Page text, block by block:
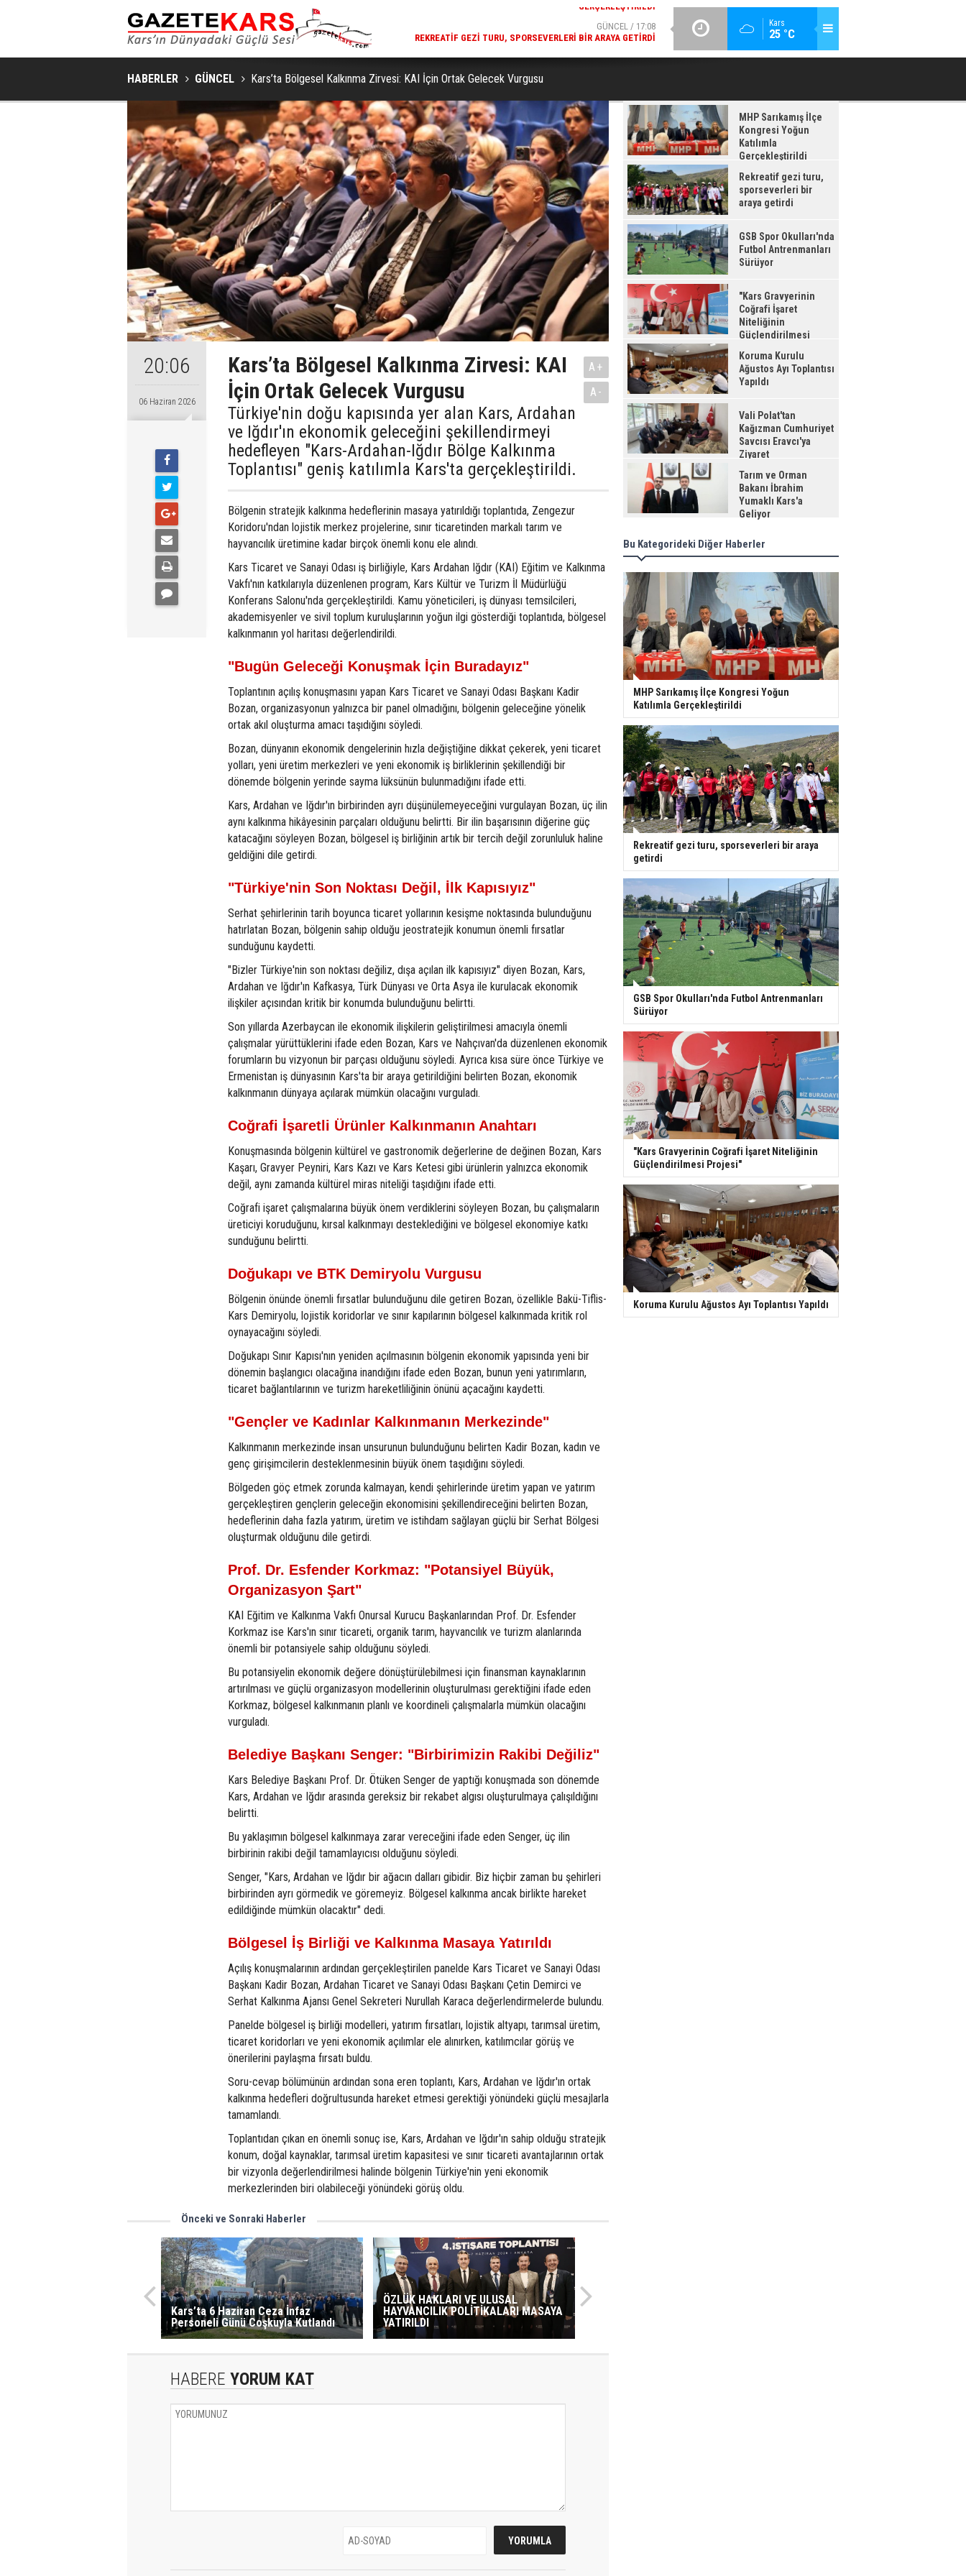
Kars
25 °C
MHP SARIKAMIŞ İLÇE KONGRESI YOĞUN KATILIMLA
GERÇEKLEŞTIRILDI
GÜNCEL / 17:08
REKREATIF GEZI TURU, SPORSEVERLERI BIR ARAYA GETIRDI
GSB SPOR OKULLARI'NDA FUTBOL ANTRENMANLARI SÜRÜYOR
HABERLER GÜNCEL Kars’ta Bölgesel Kalkınma Zirvesi: KAI İçin Ortak Gelecek Vurgusu
20:06
06 Haziran 2026
Kars’ta Bölgesel Kalkınma Zirvesi: KAI
İçin Ortak Gelecek Vurgusu
Türkiye'nin doğu kapısında yer alan Kars, Ardahan
ve Iğdır'ın ekonomik geleceğini şekillendirmeyi
hedefleyen "Kars-Ardahan-Iğdır Bölge Kalkınma
Toplantısı" geniş katılımla Kars'ta gerçekleştirildi.
A+
A-
Bölgenin stratejik kalkınma hedeflerinin masaya yatırıldığı toplantıda, Zengezur
Koridoru'ndan lojistik merkez projelerine, sınır ticaretinden markalı tarım ve
hayvancılık üretimine kadar birçok önemli konu ele alındı.
Kars Ticaret ve Sanayi Odası iş birliğiyle, Kars Ardahan Iğdır (KAI) Eğitim ve Kalkınma
Vakfı'nın katkılarıyla düzenlenen program, Kars Kültür ve Turizm İl Müdürlüğü
Konferans Salonu'nda gerçekleştirildi. Kamu yöneticileri, iş dünyası temsilcileri,
akademisyenler ve sivil toplum kuruluşlarının yoğun ilgi gösterdiği toplantıda, bölgesel
kalkınmanın yol haritası değerlendirildi.
"Bugün Geleceği Konuşmak İçin Buradayız"
Toplantının açılış konuşmasını yapan Kars Ticaret ve Sanayi Odası Başkanı Kadir
Bozan, organizasyonun yalnızca bir panel olmadığını, bölgenin geleceğine yönelik
ortak akıl oluşturma amacı taşıdığını söyledi.
Bozan, dünyanın ekonomik dengelerinin hızla değiştiğine dikkat çekerek, yeni ticaret
yolları, yeni üretim merkezleri ve yeni ekonomik iş birliklerinin şekillendiği bir
dönemde bölgenin yerinde sayma lüksünün bulunmadığını ifade etti.
Kars, Ardahan ve Iğdır'ın birbirinden ayrı düşünülemeyeceğini vurgulayan Bozan, üç ilin
aynı kalkınma hikâyesinin parçaları olduğunu belirtti. Bir ilin başarısının diğerine güç
katacağını söyleyen Bozan, bölgesel iş birliğinin artık bir tercih değil zorunluluk haline
geldiğini dile getirdi.
"Türkiye'nin Son Noktası Değil, İlk Kapısıyız"
Serhat şehirlerinin tarih boyunca ticaret yollarının kesişme noktasında bulunduğunu
hatırlatan Bozan, bölgenin sahip olduğu jeostratejik konumun önemli fırsatlar
sunduğunu kaydetti.
"Bizler Türkiye'nin son noktası değiliz, dışa açılan ilk kapısıyız" diyen Bozan, Kars,
Ardahan ve Iğdır'ın Kafkasya, Türk Dünyası ve Orta Asya ile kurulacak ekonomik
ilişkiler açısından kritik bir konumda bulunduğunu belirtti.
Son yıllarda Azerbaycan ile ekonomik ilişkilerin geliştirilmesi amacıyla önemli
çalışmalar yürüttüklerini ifade eden Bozan, Kars ve Nahçıvan'da düzenlenen ekonomik
forumların bu vizyonun bir parçası olduğunu söyledi. Ayrıca kısa süre önce Türkiye ve
Ermenistan iş dünyasının Kars'ta bir araya getirildiğini belirten Bozan, ekonomik
kalkınmanın dünyaya açılarak mümkün olacağını vurguladı.
Coğrafi İşaretli Ürünler Kalkınmanın Anahtarı
Konuşmasında bölgenin kültürel ve gastronomik değerlerine de değinen Bozan, Kars
Kaşarı, Gravyer Peyniri, Kars Kazı ve Kars Ketesi gibi ürünlerin yalnızca ekonomik
değil, aynı zamanda kültürel miras niteliği taşıdığını ifade etti.
Coğrafi işaret çalışmalarına büyük önem verdiklerini söyleyen Bozan, bu çalışmaların
üreticiyi koruduğunu, kırsal kalkınmayı desteklediğini ve bölgesel ekonomiye katkı
sunduğunu belirtti.
Doğukapı ve BTK Demiryolu Vurgusu
Bölgenin önünde önemli fırsatlar bulunduğunu dile getiren Bozan, özellikle Bakü-Tiflis-
Kars Demiryolu, lojistik koridorlar ve sınır kapılarının bölgesel kalkınmada kritik rol
oynayacağını söyledi.
Doğukapı Sınır Kapısı'nın yeniden açılmasının bölgenin ekonomik yapısında yeni bir
dönemin başlangıcı olacağına inandığını ifade eden Bozan, bunun yeni yatırımların,
ticaret bağlantılarının ve turizm hareketliliğinin önünü açacağını kaydetti.
"Gençler ve Kadınlar Kalkınmanın Merkezinde"
Kalkınmanın merkezinde insan unsurunun bulunduğunu belirten Kadir Bozan, kadın ve
genç girişimcilerin desteklenmesinin büyük önem taşıdığını söyledi.
Bölgeden göç etmek zorunda kalmayan, kendi şehirlerinde üretim yapan ve yatırım
gerçekleştiren gençlerin geleceğin ekonomisini şekillendireceğini belirten Bozan,
hedeflerinin daha fazla yatırım, üretim ve istihdam sağlayan güçlü bir Serhat Bölgesi
oluşturmak olduğunu dile getirdi.
Prof. Dr. Esfender Korkmaz: "Potansiyel Büyük,
Organizasyon Şart"
KAI Eğitim ve Kalkınma Vakfı Onursal Kurucu Başkanlarından Prof. Dr. Esfender
Korkmaz ise Kars'ın sınır ticareti, organik tarım, hayvancılık ve turizm alanlarında
önemli bir potansiyele sahip olduğunu söyledi.
Bu potansiyelin ekonomik değere dönüştürülebilmesi için finansman kaynaklarının
artırılması ve güçlü organizasyon modellerinin oluşturulması gerektiğini ifade eden
Korkmaz, bölgesel kalkınmanın planlı ve koordineli çalışmalarla mümkün olacağını
vurguladı.
Belediye Başkanı Senger: "Birbirimizin Rakibi Değiliz"
Kars Belediye Başkanı Prof. Dr. Ötüken Senger de yaptığı konuşmada son dönemde
Kars, Ardahan ve Iğdır arasında gereksiz bir rekabet algısı oluşturulmaya çalışıldığını
belirtti.
Bu yaklaşımın bölgesel kalkınmaya zarar vereceğini ifade eden Senger, üç ilin
birbirinin rakibi değil tamamlayıcısı olduğunu söyledi.
Senger, "Kars, Ardahan ve Iğdır bir ağacın dalları gibidir. Biz hiçbir zaman bu şehirleri
birbirinden ayrı görmedik ve göremeyiz. Bölgesel kalkınma ancak birlikte hareket
edildiğinde mümkün olacaktır" dedi.
Bölgesel İş Birliği ve Kalkınma Masaya Yatırıldı
Açılış konuşmalarının ardından gerçekleştirilen panelde Kars Ticaret ve Sanayi Odası
Başkanı Kadir Bozan, Ardahan Ticaret ve Sanayi Odası Başkanı Çetin Demirci ve
Serhat Kalkınma Ajansı Genel Sekreteri Nurullah Karaca değerlendirmelerde bulundu.
Panelde bölgesel iş birliği modelleri, yatırım fırsatları, lojistik altyapı, tarımsal üretim,
ticaret koridorları ve yeni ekonomik açılımlar ele alınırken, katılımcılar görüş ve
önerilerini paylaşma fırsatı buldu.
Soru-cevap bölümünün ardından sona eren toplantı, Kars, Ardahan ve Iğdır'ın ortak
kalkınma hedefleri doğrultusunda hareket etmesi gerektiği yönündeki güçlü mesajlarla
tamamlandı.
Toplantıdan çıkan en önemli sonuç ise, Kars, Ardahan ve Iğdır'ın sahip olduğu stratejik
konum, doğal kaynaklar, tarımsal üretim kapasitesi ve sınır ticareti avantajlarının ortak
bir vizyonla değerlendirilmesi halinde bölgenin Türkiye'nin yeni ekonomik
merkezlerinden biri olabileceği yönündeki görüş oldu.
Önceki ve Sonraki Haberler
Kars’ta 6 Haziran Ceza İnfaz
Personeli Günü Coşkuyla Kutlandı
ÖZLÜK HAKLARI VE ULUSAL
HAYVANCILIK POLİTİKALARI MASAYA
YATIRILDI
HABERE YORUM KAT
MHP Sarıkamış İlçe
Kongresi Yoğun
Katılımla
Gerçekleştirildi
Rekreatif gezi turu,
sporseverleri bir
araya getirdi
GSB Spor Okulları'nda
Futbol Antrenmanları
Sürüyor
"Kars Gravyerinin
Coğrafi İşaret
Niteliğinin
Güçlendirilmesi
Projesi"
Koruma Kurulu
Ağustos Ayı Toplantısı
Yapıldı
Vali Polat'tan
Kağızman Cumhuriyet
Savcısı Eravcı'ya
Ziyaret
Tarım ve Orman
Bakanı İbrahim
Yumaklı Kars'a
Geliyor
Bu Kategorideki Diğer Haberler
MHP Sarıkamış İlçe Kongresi Yoğun
Katılımla Gerçekleştirildi
Rekreatif gezi turu, sporseverleri bir araya
getirdi
GSB Spor Okulları'nda Futbol Antrenmanları
Sürüyor
"Kars Gravyerinin Coğrafi İşaret Niteliğinin
Güçlendirilmesi Projesi"
Koruma Kurulu Ağustos Ayı Toplantısı Yapıldı